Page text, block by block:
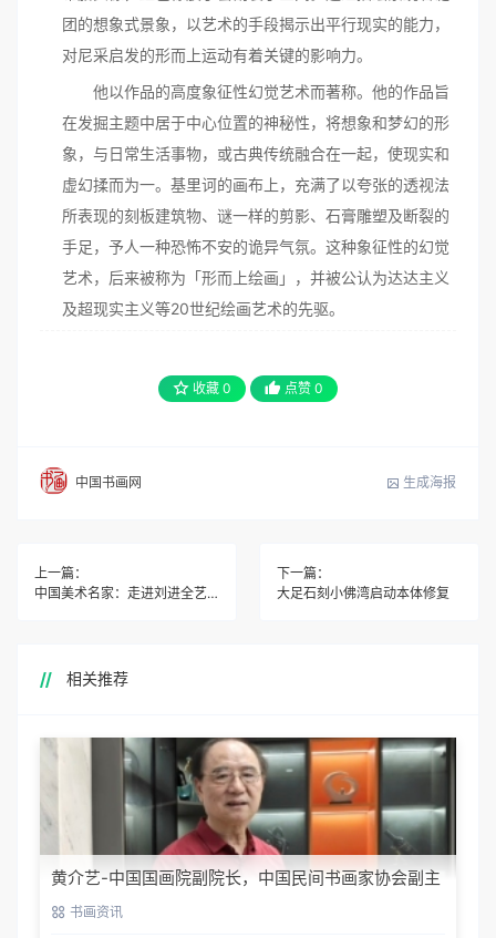
团的想象式景象，以艺术的手段揭示出平行现实的能力，
对尼采启发的形而上运动有着关键的影响力。
他以作品的高度象征性幻觉艺术而著称。他的作品旨
在发掘主题中居于中心位置的神秘性，将想象和梦幻的形
象，与日常生活事物，或古典传统融合在一起，使现实和
虚幻揉而为一。基里诃的画布上，充满了以夸张的透视法
所表现的刻板建筑物、谜一样的剪影、石膏雕塑及断裂的
手足，予人一种恐怖不安的诡异气氛。这种象征性的幻觉
艺术，后来被称为「形而上绘画」，并被公认为达达主义
及超现实主义等20世纪绘画艺术的先驱。
收藏 0 点赞 0
中国书画网 生成海报
上一篇：
中国美术名家：走进刘进全艺术世界
下一篇：
大足石刻小佛湾启动本体修复
相关推荐
黄介艺-中国国画院副院长，中国民间书画家协会副主
席 书画资讯